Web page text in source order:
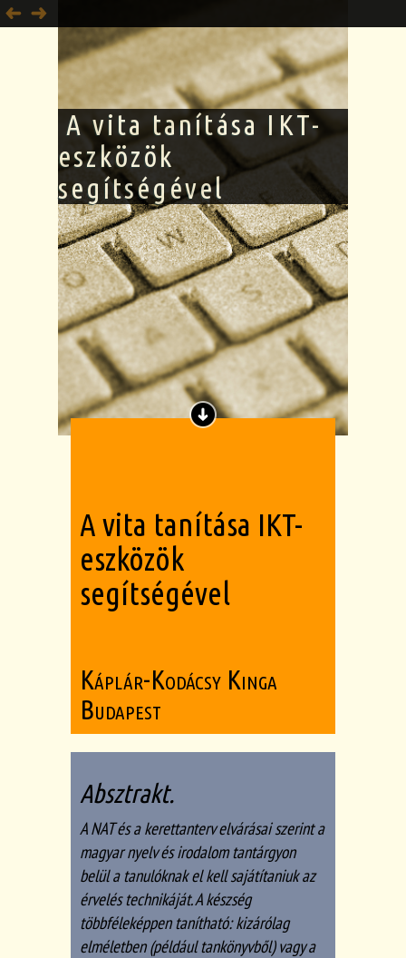
A vita tanítása IKT-
eszközök
segítségével
A vita tanítása IKT-
eszközök
segítségével
Káplár-Kodácsy Kinga
Budapest
Absztrakt.
A NAT és a kerettanterv elvárásai szerint a
magyar nyelv és irodalom tantárgyon
belül a tanulóknak el kell sajátítaniuk az
érvelés technikáját. A készség
többféleképpen tanítható: kizárólag
elméletben (például tankönyvből) vagy a